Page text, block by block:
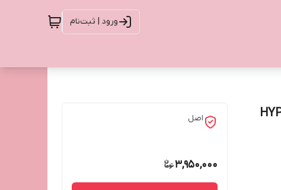
ورود | ثبت‌نام
اصل
3,950,000